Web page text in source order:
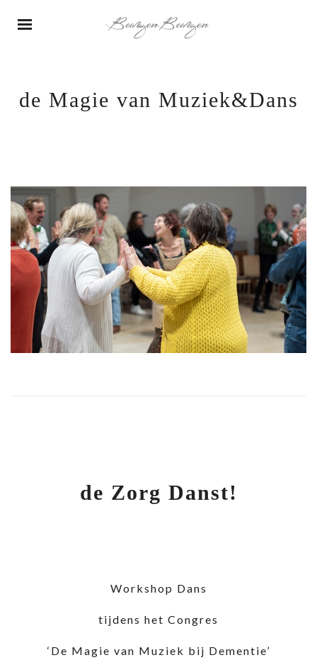
de Magie van Muziek&Dans
de Zorg Danst!
Workshop Dans
tijdens het Congres
‘De Magie van Muziek bij Dementie’